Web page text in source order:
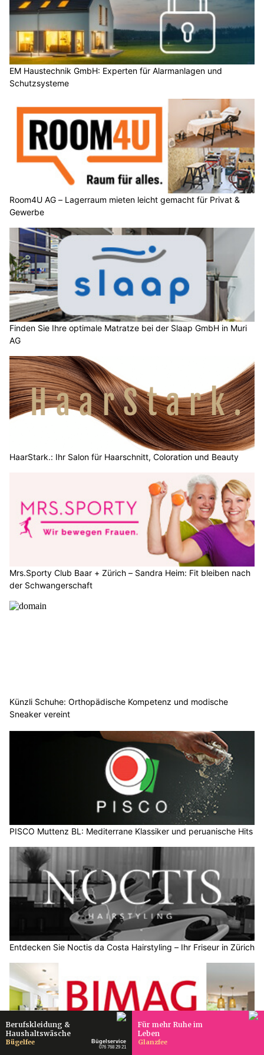
EM Haustechnik GmbH: Experten für Alarmanlagen und
Schutzsysteme
Room4U AG – Lagerraum mieten leicht gemacht für Privat &
Gewerbe
Finden Sie Ihre optimale Matratze bei der Slaap GmbH in Muri
AG
HaarStark.: Ihr Salon für Haarschnitt, Coloration und Beauty
Mrs.Sporty Club Baar + Zürich – Sandra Heim: Fit bleiben nach
der Schwangerschaft
Künzli Schuhe: Orthopädische Kompetenz und modische
Sneaker vereint
PISCO Muttenz BL: Mediterrane Klassiker und peruanische Hits
Entdecken Sie Noctis da Costa Hairstyling – Ihr Friseur in Zürich